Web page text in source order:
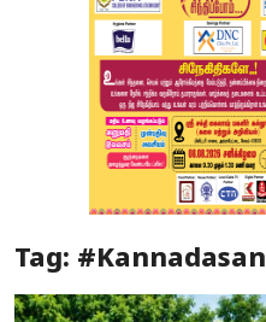
Magazines
Tag: #Kannadasan